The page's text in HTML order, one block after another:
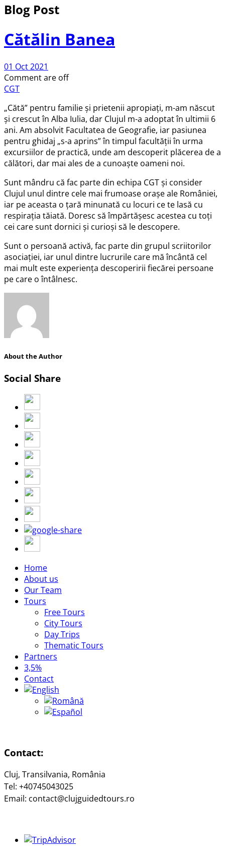
Blog Post
Cătălin Banea
01 Oct 2021
Comment are off
CGT
„Cătă” pentru familie și prietenii apropiați, m-am născut
și crescut în Alba Iulia, dar Clujul m-a adoptat în ultimii 6
ani. Am absolvit Facultatea de Geografie, iar pasiunea
pentru ghidaj „s-a aprins” în timpul facultății în urma
excursiilor de practică, unde am descoperit plăcerea de a
călători, dar mai ales de a cunoaște oameni noi.
Sunt mândru că fac parte din echipa CGT și consider
Clujul unul dintre cele mai frumoase orașe ale României,
iar pe aceasta o țară minunată cu locuri ce te lasă cu
respirația tăiată. Doresc să împărtășesc acestea cu toți
cei care sunt dornici și curioși să le descopere.
Sunt o persoană activă, fac parte din grupul scriitorilor
asociației, iar unul dintre lucrurile care mă încântă cel
mai mult este experiența descoperirii fiecărei persoane
pe care o întâlnesc.
About the Author
Social Share
Home
About us
Our Team
Tours
Free Tours
City Tours
Day Trips
Thematic Tours
Partners
3,5%
Contact
Contact:
Cluj, Transilvania, România
Tel: +40745043025
Email: contact@clujguidedtours.ro